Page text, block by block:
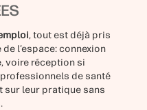
, tout est déjà pris
l’espace: connexion
voire réception si
de santé
sur leur pratique sans